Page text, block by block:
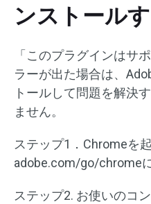
ンストール
「このプラグインはサ
ラーが出た場合は、
トールして問題を解決
ません。
ステップ1．Chromeを起
adobe.com/go/chrome
ステップ2. お使いのコ